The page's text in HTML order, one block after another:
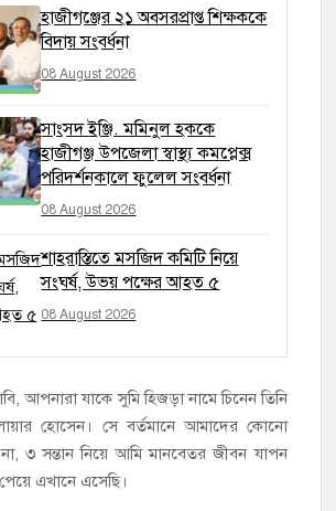
হাজীগঞ্জের ২১ অবসরপ্রাপ্ত শিক্ষককে
বিদায় সংবর্ধনা
08 August 2026
সাংসদ ইঞ্জি. মমিনুল হককে
হাজীগঞ্জ উপজেলা স্বাস্থ্য কমপ্লেক্স
পরিদর্শনকালে ফুলেল সংবর্ধনা
08 August 2026
শাহরাস্তিতে মসজিদ কমিটি নিয়ে
সংঘর্ষ, উভয় পক্ষের আহত ৫
08 August 2026
আপনারা যাকে সুমি হিজড়া নামে চিনেন তিনি
হোসেন। সে বর্তমানে আমাদের কোনো
৩ সন্তান নিয়ে আমি মানবেতর জীবন যাপন
এখানে এসেছি।